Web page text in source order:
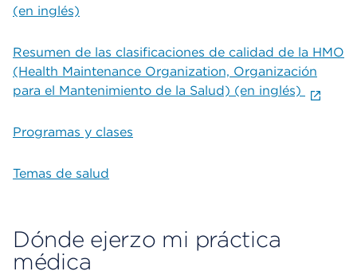
(en inglés)
Resumen de las clasificaciones de calidad de la HMO
(Health Maintenance Organization, Organización
para el Mantenimiento de la Salud) (en inglés)
Programas y clases
Temas de salud
Dónde ejerzo mi práctica
médica